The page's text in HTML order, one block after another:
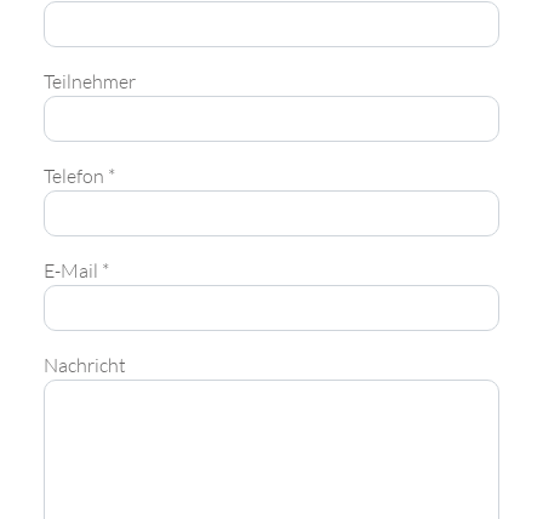
Teilnehmer
Telefon *
E-Mail *
Nachricht